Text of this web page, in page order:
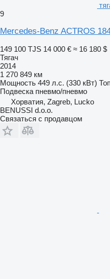
9
Mercedes-Benz ACTROS
149 100 TJS 14 000 € ≈ 16 180 $
Тягач
2014
1 270 849 км
Мощность 449 л.с. (330 кВт)
Подвеска пневмо/пневмо
Хорватия, Zagreb, Lucko
BENUSSI d.o.o.
Связаться с продавцом